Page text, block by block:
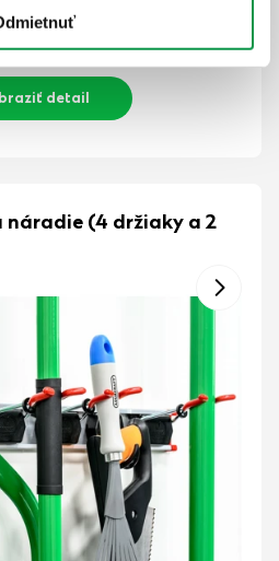
vrátane DPH
skladom
detail
náradie (4 držiaky a 2